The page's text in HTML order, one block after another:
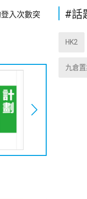
入次數突
#話
HK2
九倉